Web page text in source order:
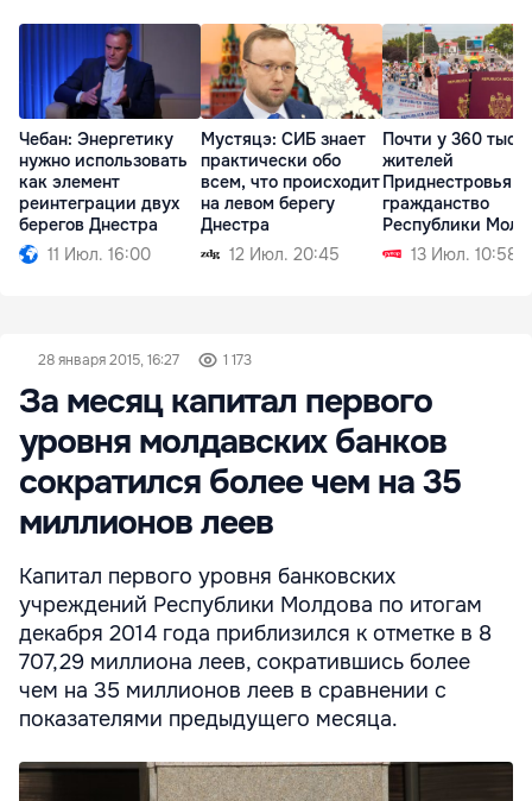
Чебан: Энергетику
нужно использовать
как элемент
реинтеграции двух
берегов Днестра
11 Июл. 16:00
Мустяцэ: СИБ знает
практически обо
всем, что происходит
на левом берегу
Днестра
12 Июл. 20:45
Почти у 360
жителей
Приднестровья
гражданство
Республики
13 Июл. 10:58
28 января 2015, 16:27 1 173
За месяц капитал первого
уровня молдавских банков
сократился более чем на 35
миллионов леев
Капитал первого уровня банковских
учреждений Республики Молдова по итогам
декабря 2014 года приблизился к отметке в 8
707,29 миллиона леев, сократившись более
чем на 35 миллионов леев в сравнении с
показателями предыдущего месяца.